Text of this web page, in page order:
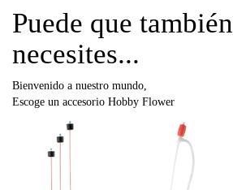
Puede que también
necesites...
Bienvenido a nuestro mundo,
Escoge un accesorio Hobby Flower